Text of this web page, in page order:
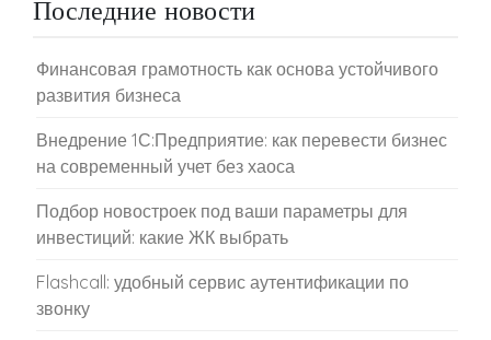
Последние новости
Финансовая грамотность как основа устойчивого
развития бизнеса
Внедрение 1С:Предприятие: как перевести бизнес
на современный учет без хаоса
Подбор новостроек под ваши параметры для
инвестиций: какие ЖК выбрать
Flashcall: удобный сервис аутентификации по
звонку